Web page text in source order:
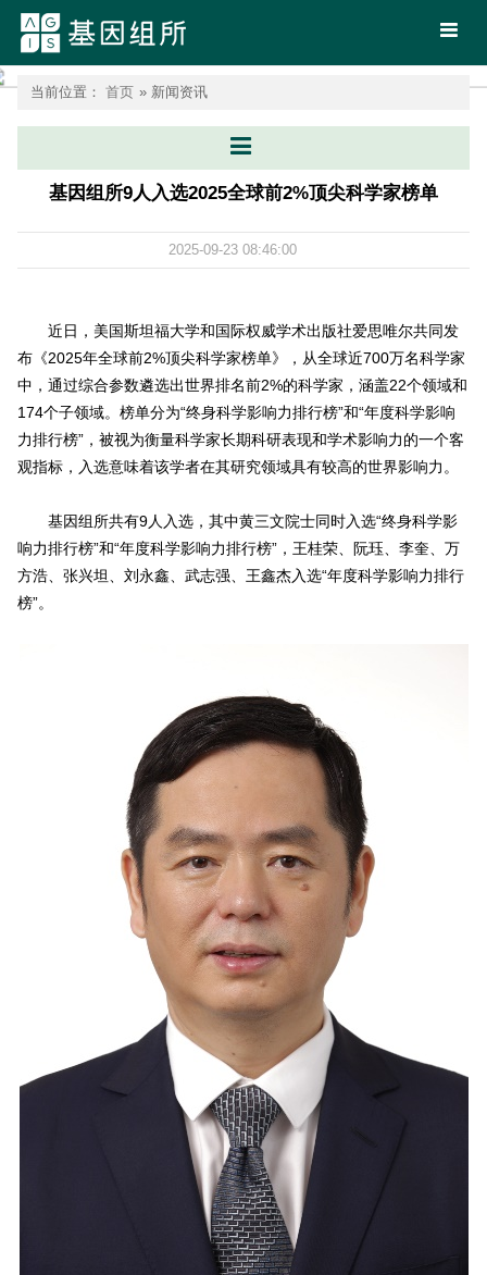
当前位置： 首页 » 新闻资讯
基因组所9人入选2025全球前2%顶尖科学家榜单
2025-09-23 08:46:00
近日，美国斯坦福大学和国际权威学术出版社爱思唯尔共同发
布《2025年全球前2%顶尖科学家榜单》，从全球近700万名科学家
中，通过综合参数遴选出世界排名前2%的科学家，涵盖22个领域和
174个子领域。榜单分为“终身科学影响力排行榜”和“年度科学影响
力排行榜”，被视为衡量科学家长期科研表现和学术影响力的一个客
观指标，入选意味着该学者在其研究领域具有较高的世界影响力。
基因组所共有9人入选，其中黄三文院士同时入选“终身科学影
响力排行榜”和“年度科学影响力排行榜”，王桂荣、阮珏、李奎、万
方浩、张兴坦、刘永鑫、武志强、王鑫杰入选“年度科学影响力排行
榜”。